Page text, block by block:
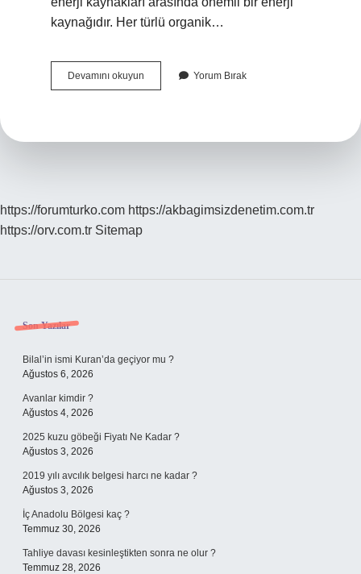
kaynağıdır. Her türlü organik…
Devamını okuyun Biyokütle
Enerji
Yorum Bırak
https://forumturko.com https://akbagimsizdenetim.com.tr
https://orv.com.tr Sitemap
Sidebar
Son Yazılar
Bilal’in ismi Kuran’da geçiyor mu ?
Ağustos 6, 2026
Avanlar kimdir ?
Ağustos 4, 2026
2025 kuzu göbeği Fiyatı Ne Kadar ?
Ağustos 3, 2026
2019 yılı avcılık belgesi harcı ne kadar ?
Ağustos 3, 2026
İç Anadolu Bölgesi kaç ?
Temmuz 30, 2026
Tahliye davası kesinleştikten sonra ne olur ?
Temmuz 28, 2026